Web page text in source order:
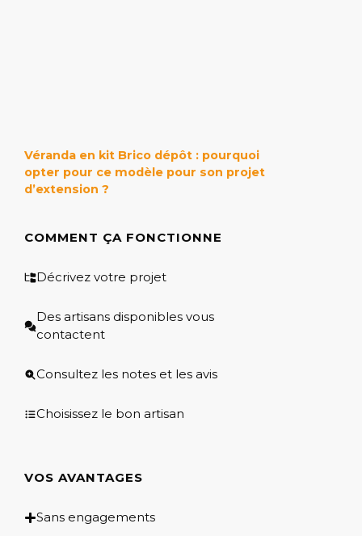
Véranda en kit Brico dépôt : pourquoi
opter pour ce modèle pour son projet
d’extension ?
COMMENT ÇA FONCTIONNE
Décrivez votre projet
Des artisans disponibles vous
contactent
Consultez les notes et les avis
Choisissez le bon artisan
VOS AVANTAGES
Sans engagements